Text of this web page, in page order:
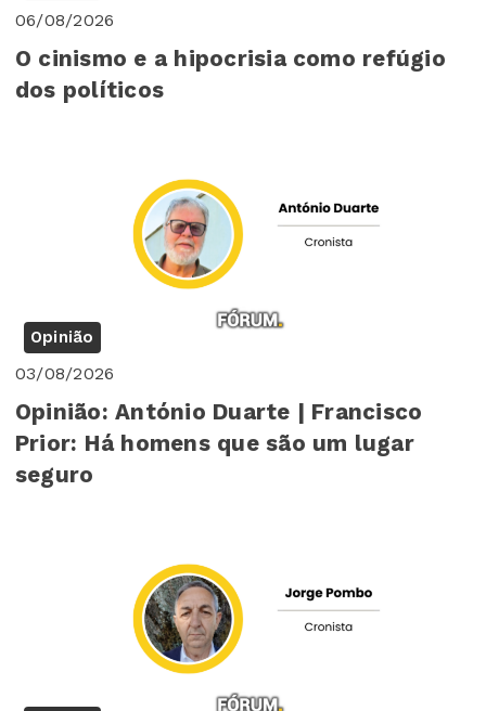
06/08/2026
O cinismo e a hipocrisia como refúgio
dos políticos
Opinião
03/08/2026
Opinião: António Duarte | Francisco
Prior: Há homens que são um lugar
seguro